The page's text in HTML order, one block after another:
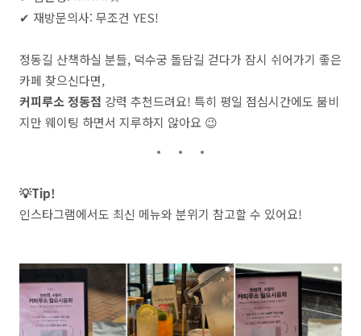
✔ 재방문의사: 무조건 YES!
정동길 산책하실 분들, 덕수궁 돌담길 걷다가 잠시 쉬어가기 좋은
카페 찾으신다면,
커피루소 정동점 강력 추천드려요! 특히 평일 점심시간에도 붐비
지만 웨이팅 하면서 지루하지 않아요 😉
💡Tip!
인스타그램에서도 최신 메뉴와 분위기 참고할 수 있어요!